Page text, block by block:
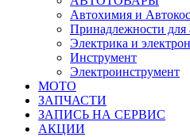
Автохимия и
Принадлежности для
Электрика и
Инструмент
Электроинструмент
МОТО
ЗАПЧАСТИ
ЗАПИСЬ НА СЕРВИС
АКЦИИ